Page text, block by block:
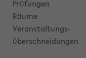
Prüfungen
Räume
Veranstaltungs-
überschneidungen